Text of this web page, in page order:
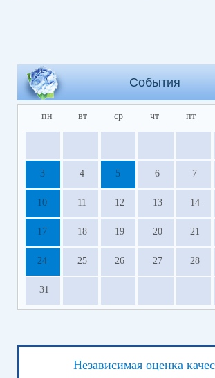
События
пн вт ср чт пт
3 4 5 6 7
10 11 12 13 14
17 18 19 20 21
24 25 26 27 28
31
Независимая оценка